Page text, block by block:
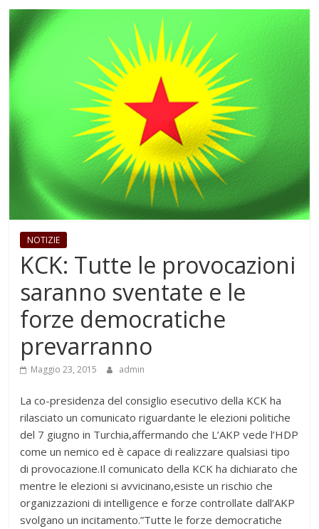
NOTIZIE
KCK: Tutte le provocazioni
saranno sventate e le
forze democratiche
prevarranno
Maggio 23, 2015 admin
La co-presidenza del consiglio esecutivo della KCK ha
rilasciato un comunicato riguardante le elezioni politiche
del 7 giugno in Turchia,affermando che L’AKP vede l’HDP
come un nemico ed è capace di realizzare qualsiasi tipo
di provocazione.Il comunicato della KCK ha dichiarato che
mentre le elezioni si avvicinano,esiste un rischio che
organizzazioni di intelligence e forze controllate dall’AKP
svolgano un incitamento.”Tutte le forze democratiche